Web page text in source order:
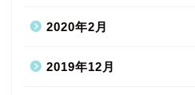
2020年2月
2019年12月